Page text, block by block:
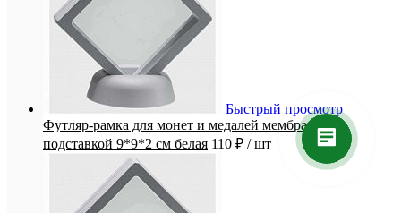
Быстрый просмотр
Футляр-рамка для монет и медалей мембранная с
подставкой 9*9*2 см белая 110 ₽ / шт